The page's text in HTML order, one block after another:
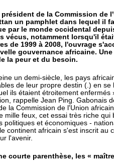
président de la Commission de
un pamphlet dans lequel il
par le monde occidental
vécus, notamment lorsqu'il
de 1999 à 2008, l'ouvrage
gouvernance africaine.
la peur et du besoin.
un demi-siècle, les pays
de leur propre destin (.) en
ils étaient étroitement
rappelle Jean Ping. Gabonais
la Commission de l'Union
mille feux, cet essai très riche
politiques et économiques -
continent africain s'est inscrit au
l'avenir.
courte parenthèse, les «